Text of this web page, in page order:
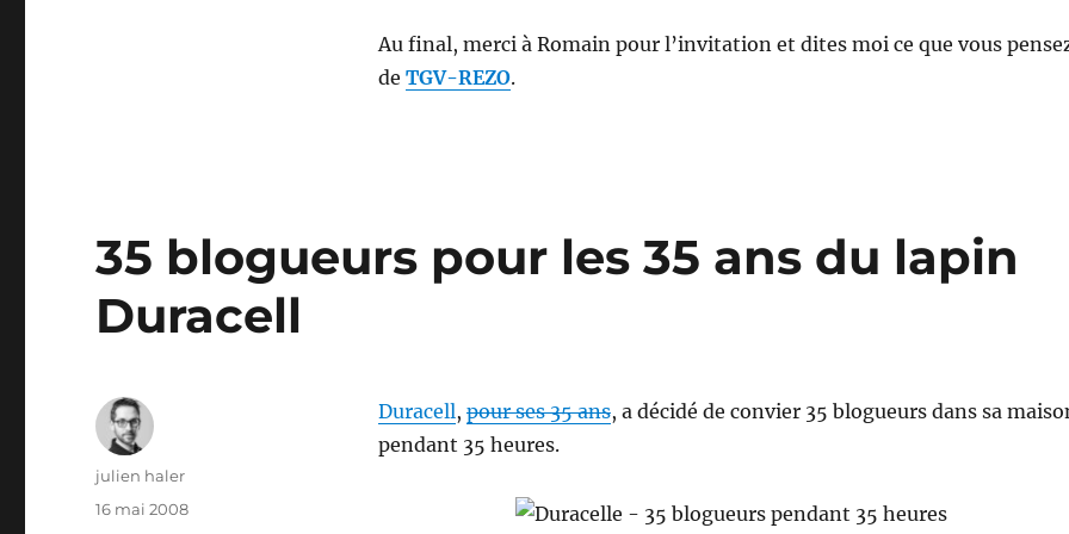
Au final, merci à Romain pour l’invitation et dites moi ce que vous
de TGV-REZO.
35 blogueurs pour les 35 ans du lapin
Duracell
Duracell, pour ses 35 ans, a décidé de convier 35 blogueurs dans sa
pendant 35 heures.
Auteur
julien haler
Publié
16 mai 2008